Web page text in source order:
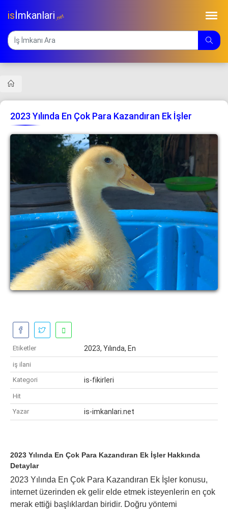
isİmkanlari.net
2023 Yılında En Çok Para Kazandıran Ek İşler
Etiketler 2023, Yılında, En
iş ilani
Kategori
is-fikirleri
Hit
Yazar
is-imkanlari.net
2023 Yılında En Çok Para Kazandıran Ek İşler Hakkında
Detaylar
2023 Yılında En Çok Para Kazandıran Ek İşler konusu,
internet üzerinden ek gelir elde etmek isteyenlerin en çok
merak ettiği başlıklardan biridir. Doğru yöntemi